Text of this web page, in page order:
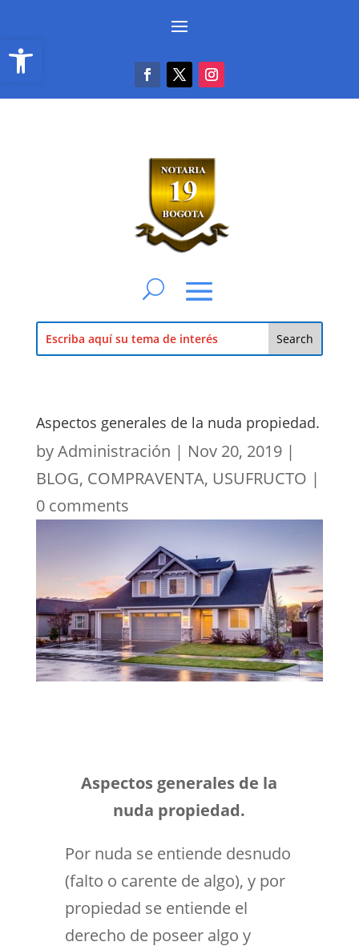
Abrir barra de herramientas
Aspectos generales de la nuda propiedad.
byAdministración | Nov 20, 2019|
BLOG, COMPRAVENTA, USUFRUCTO |
0 comments
Aspectos generales de la
nuda propiedad.
Por nuda se entiende desnudo
(falto o carente de algo), y por
propiedad se entiende el
derecho de poseer algo y